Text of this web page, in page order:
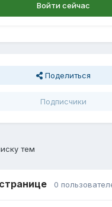
Войти сейчас
Поделиться
Подписчики
тем
0